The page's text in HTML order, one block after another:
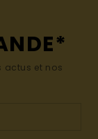
actus et nos